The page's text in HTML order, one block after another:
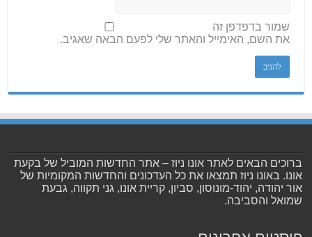
שמור בדפדפן זה
את השם, האימייל והאתר שלי לפעם הבאה שאגיב.
ברוכים הבאים לאתר אונו ניוז – אתר החדשות המוביל של בקעת
אונו. באונו ניוז תמצאו את כל העדכונים והחדשות המקומיות של
אור יהודה, יהוד-מונוסון, סביון, קריית אונו, גני תקווה, גבעת
שמואל והסביבה.